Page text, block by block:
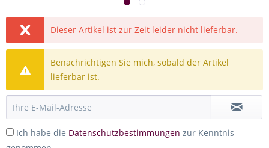
Dieser Artikel ist zur Zeit leider nicht lieferbar.
Benachrichtigen Sie mich, sobald der Artikel
lieferbar ist.
Ich habe die Datenschutzbestimmungen zur Kenntnis